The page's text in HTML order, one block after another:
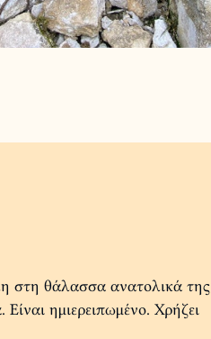
στη θάλασσα ανατολικά της
ημιερειπωμένο. Χρήζει